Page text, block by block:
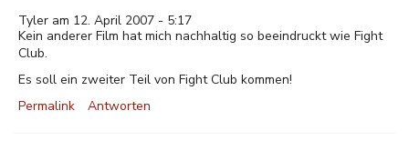
Tyler am 12. April 2007 - 5:17
Kein anderer Film hat mich nachhaltig so beeindruckt wie Fight
Club.
Es soll ein zweiter Teil von Fight Club kommen!
Permalink
Antworten